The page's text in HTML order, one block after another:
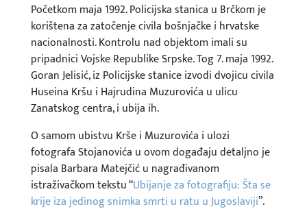
Početkom maja 1992. Policijska stanica u Brčkom je
korištena za zatočenje civila bošnjačke i hrvatske
nacionalnosti. Kontrolu nad objektom imali su
pripadnici Vojske Republike Srpske. Tog 7. maja 1992.
Goran Jelisić, iz Policijske stanice izvodi dvojicu civila
Huseina Kršu i Hajrudina Muzurovića u ulicu
Zanatskog centra, i ubija ih.
O samom ubistvu Krše i Muzurovića i ulozi
fotografa Stojanovića u ovom događaju detaljno je
pisala Barbara Matejčić u nagrađivanom
istraživačkom tekstu “Ubijanje za fotografiju: Šta se
krije iza jedinog snimka smrti u ratu u Jugoslaviji”.